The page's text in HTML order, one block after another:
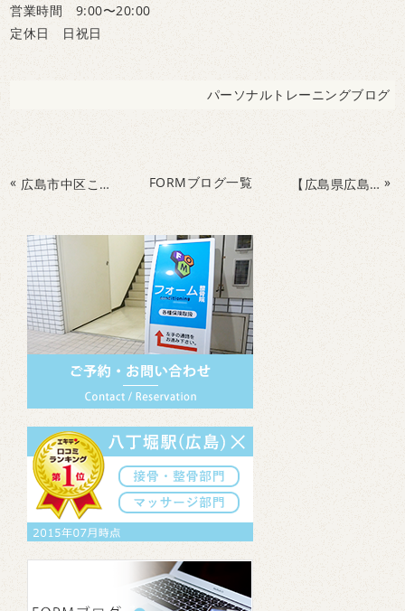
営業時間 9:00〜20:00
定休日 日祝日
パーソナルトレーニングブログ
« 広島市中区こどもの習い事なら『自主性も一緒に身につく』フォームトレーニングスクール！こどもの時から『脳』を鍛えよう！ FORMブログ一覧 【広島県広島市中区八丁堀のフォームConditioning整骨院でパーソナルトレーニングを受けてみよう】 »